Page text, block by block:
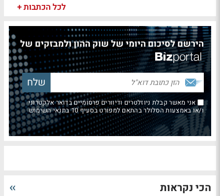
לכל הכתבות +
הירשם לסיכום היומי של שוק ההון ולמבזקים של
אני מאשר קבלת ניוזלטרים ודיוורים פרסומיים בדואר אלקטרוני
ו/או באמצעות הסלולר בהתאם למפורט בסעיף 10 בתנאי השימוש
הכי נקראות